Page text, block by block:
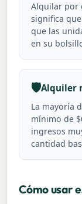
Alquilar por
significa
que las
en su
🛡️Alquiler
La mayoría
mínimo de
ingresos
cantidad
Cómo usar